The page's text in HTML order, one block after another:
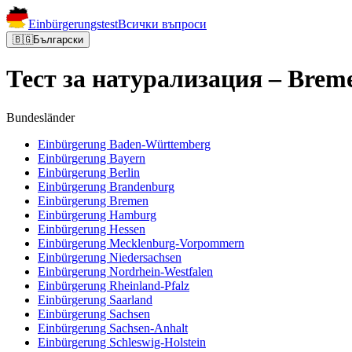
EinbürgerungstestВсички въпроси
🇧🇬Български
Тест за натурализация –
Bundesländer
Einbürgerung Baden-Württemberg
Einbürgerung Bayern
Einbürgerung Berlin
Einbürgerung Brandenburg
Einbürgerung Bremen
Einbürgerung Hamburg
Einbürgerung Hessen
Einbürgerung Mecklenburg-Vorpommern
Einbürgerung Niedersachsen
Einbürgerung Nordrhein-Westfalen
Einbürgerung Rheinland-Pfalz
Einbürgerung Saarland
Einbürgerung Sachsen
Einbürgerung Sachsen-Anhalt
Einbürgerung Schleswig-Holstein